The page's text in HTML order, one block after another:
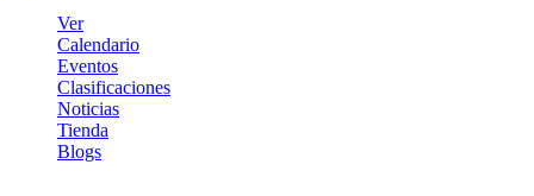
Ver
Calendario
Eventos
Clasificaciones
Noticias
Tienda
Blogs